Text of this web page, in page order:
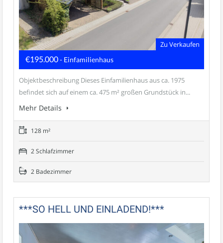
Zu Verkaufen
€195.000- Einfamilienhaus
Objektbeschreibung Dieses Einfamilienhaus aus ca. 1975
befindet sich auf einem ca. 475 m² großen Grundstück in...
Mehr Details
128 m²
2 Schlafzimmer
2 Badezimmer
***SO HELL UND EINLADEND!***